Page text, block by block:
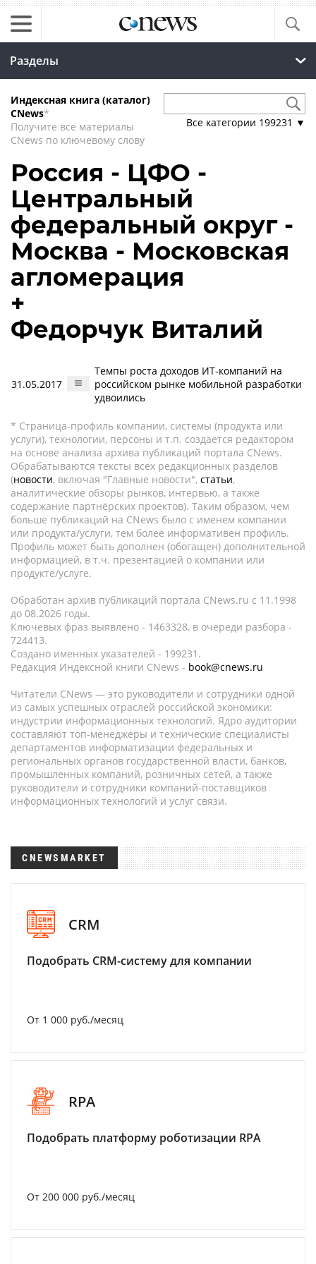
Разделы
Индексная книга (каталог)
CNews*
Получите все материалы
CNews по ключевому слову
Все категории 199231 ▼
Россия - ЦФО -
Центральный
федеральный округ -
Москва - Московская
агломерация
+
Федорчук Виталий
31.05.2017
Темпы роста доходов ИТ-компаний на
российском рынке мобильной разработки
удвоились
* Страница-профиль компании, системы (продукта или
услуги), технологии, персоны и т.п. создается редактором
на основе анализа архива публикаций портала CNews.
Обрабатываются тексты всех редакционных разделов
(новости, включая "Главные новости", статьи,
аналитические обзоры рынков, интервью, а также
содержание партнёрских проектов). Таким образом, чем
больше публикаций на CNews было с именем компании
или продукта/услуги, тем более информативен профиль.
Профиль может быть дополнен (обогащен) дополнительной
информацией, в т.ч. презентацией о компании или
продукте/услуге.
Обработан архив публикаций портала CNews.ru c 11.1998
до 08.2026 годы.
Ключевых фраз выявлено - 1463328, в очереди разбора -
724413.
Создано именных указателей - 199231.
Редакция Индексной книги CNews - book@cnews.ru
Читатели CNews — это руководители и сотрудники одной
из самых успешных отраслей российской экономики:
индустрии информационных технологий. Ядро аудитории
составляют топ-менеджеры и технические специалисты
департаментов информатизации федеральных и
региональных органов государственной власти, банков,
промышленных компаний, розничных сетей, а также
руководители и сотрудники компаний-поставщиков
информационных технологий и услуг связи.
CNEWSMARKET
CRM
Подобрать CRM-систему для компании
От 1 000 руб./месяц
RPA
Подобрать платформу роботизации RPA
От 200 000 руб./месяц